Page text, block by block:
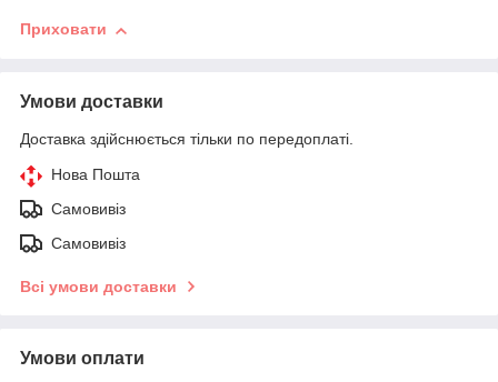
Приховати
Умови доставки
Доставка здійснюється тільки по передоплаті.
Нова Пошта
Самовивіз
Самовивіз
Всі умови доставки
Умови оплати